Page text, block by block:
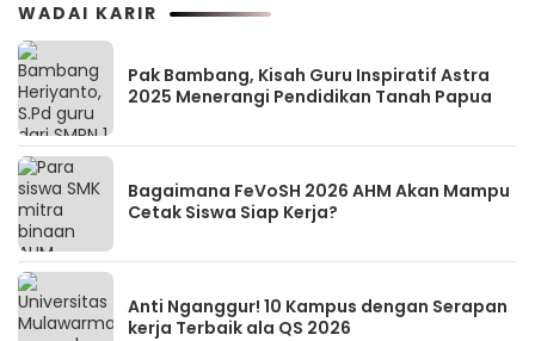
WADAI KARIR
Pak Bambang, Kisah Guru Inspiratif Astra
2025 Menerangi Pendidikan Tanah Papua
Bagaimana FeVoSH 2026 AHM Akan Mampu
Cetak Siswa Siap Kerja?
Anti Nganggur! 10 Kampus dengan Serapan
kerja Terbaik ala QS 2026